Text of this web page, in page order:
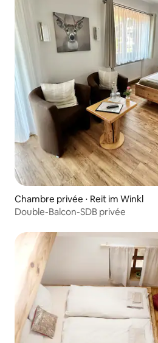
Chambre privée ⋅ Reit im Winkl
Double-Balcon-SDB privée